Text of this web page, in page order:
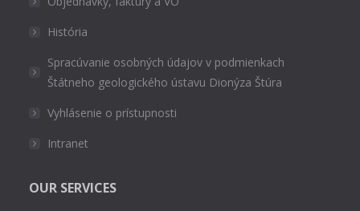
História
Spracúvanie osobných údajov v podmienkach
Štátneho geologického ústavu Dionýza Štúra
Vyhlásenie o prístupnosti
Intranet
OUR SERVICES